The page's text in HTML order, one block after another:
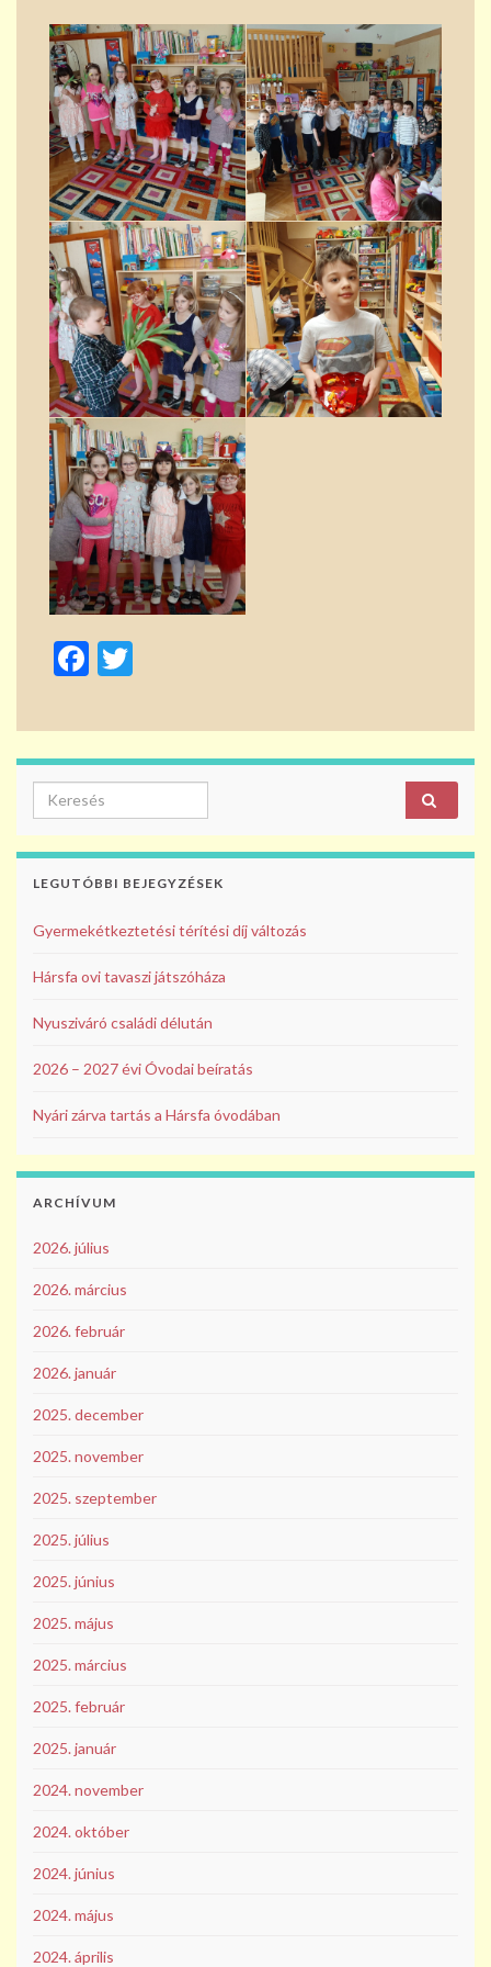
F
e
b
o
o
k
itt
er
Search for:
LEGUTÓBBI BEJEGYZÉSEK
Gyermekétkeztetési térítési díj változás
Hársfa ovi tavaszi játszóháza
Nyusziváró családi délután
2026 – 2027 évi Óvodai beíratás
Nyári zárva tartás a Hársfa óvodában
ARCHÍVUM
2026. július
2026. március
2026. február
2026. január
2025. december
2025. november
2025. szeptember
2025. július
2025. június
2025. május
2025. március
2025. február
2025. január
2024. november
2024. október
2024. június
2024. május
2024. április